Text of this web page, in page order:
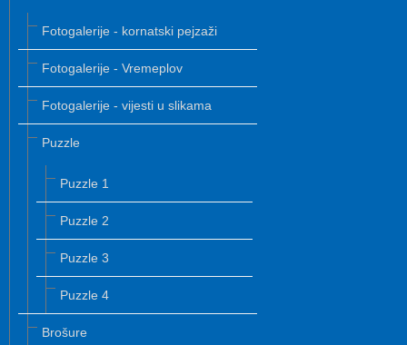
Fotogalerije - kornatski pejzaži
Fotogalerije - Vremeplov
Fotogalerije - vijesti u slikama
Puzzle
Puzzle 1
Puzzle 2
Puzzle 3
Puzzle 4
Brošure